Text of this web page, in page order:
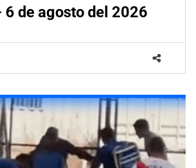
6 de agosto del 2026